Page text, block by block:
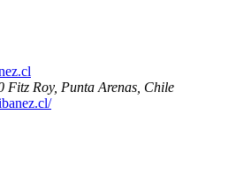
Fitz Roy, Punta Arenas, Chile